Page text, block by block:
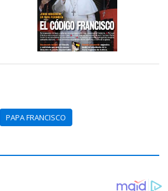
PAPA FRANCISCO